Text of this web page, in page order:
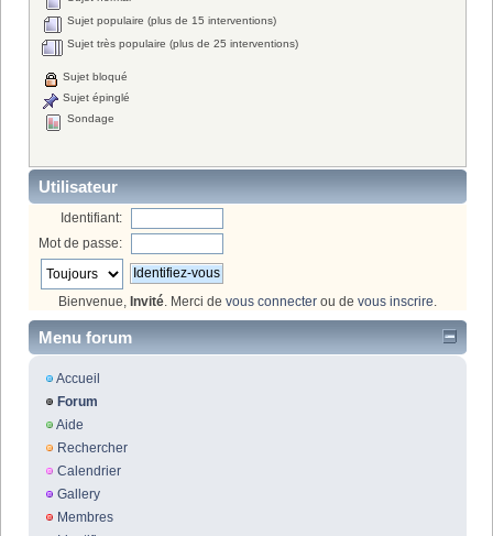
Sujet populaire (plus de 15 interventions)
Sujet très populaire (plus de 25 interventions)
Sujet bloqué
Sujet épinglé
Sondage
Utilisateur
Identifiant:
Mot de passe:
Bienvenue, Invité. Merci de vous connecter ou de vous inscrire.
Menu forum
Accueil
Forum
Aide
Rechercher
Calendrier
Gallery
Membres